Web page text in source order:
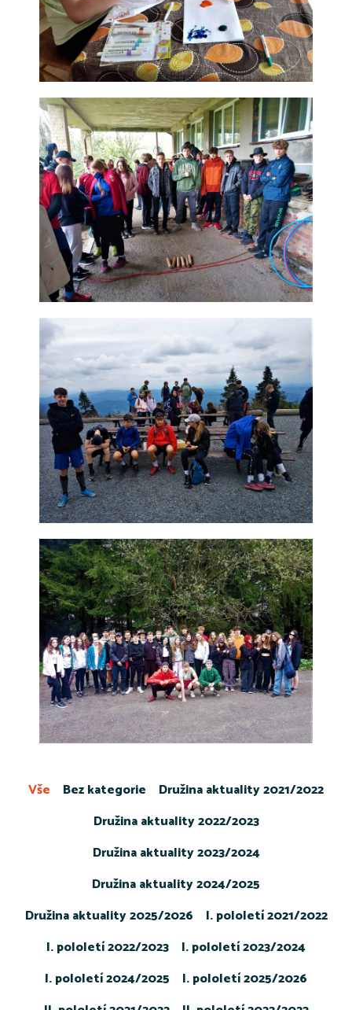
Bez kategorie
Družina aktuality 2021/2022
Družina aktuality 2022/2023
Družina aktuality 2023/2024
Družina aktuality 2024/2025
Družina aktuality 2025/2026
I. pololetí 2021/2022
I. pololetí 2022/2023
I. pololetí 2023/2024
I. pololetí 2024/2025
I. pololetí 2025/2026
Vše